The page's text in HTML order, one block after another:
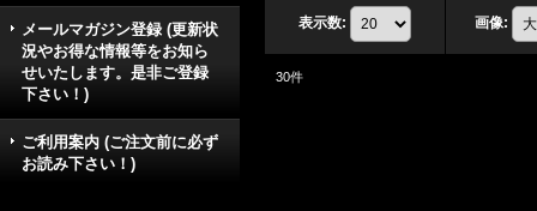
メールマガジン登録 (更新状
況やお得な情報等をお知ら
せいたします。是非ご登録
下さい！)
ご利用案内 (ご注文前に必ず
お読み下さい！)
表示数: 画像:
30件